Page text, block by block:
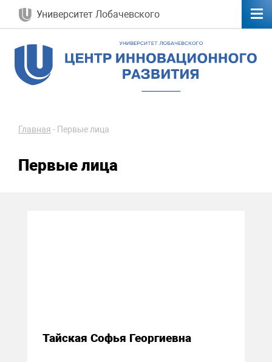
Университет Лобачевского
Главная - Первые лица
Первые лица
Тайская Софья Георгиевна